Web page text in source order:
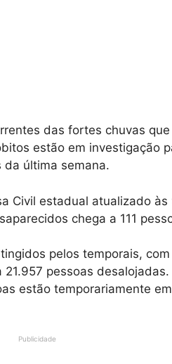
das fortes chuvas que
estão em investigação
da última semana.
Civil estadual atualizado
chega a 111
pelos temporais,
pessoas
estão temporariamente
Publicidade